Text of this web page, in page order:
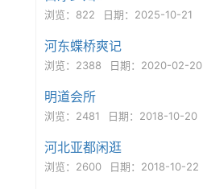
浏览：822 日期：2025-10-21
河东蝶桥爽记
浏览：2388 日期：2020-02-20
明道会所
浏览：2481 日期：2018-10-20
河北亚都闲逛
浏览：2600 日期：2018-10-22